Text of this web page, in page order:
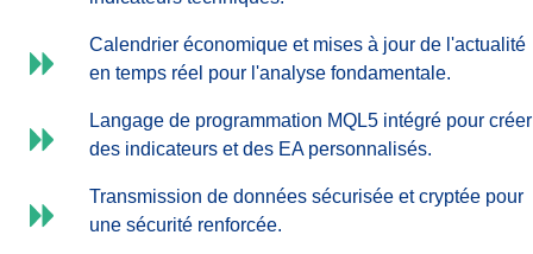
Calendrier économique et mises à jour de l'actualité
en temps réel pour l'analyse fondamentale.
Langage de programmation MQL5 intégré pour créer
des indicateurs et des EA personnalisés.
Transmission de données sécurisée et cryptée pour
une sécurité renforcée.